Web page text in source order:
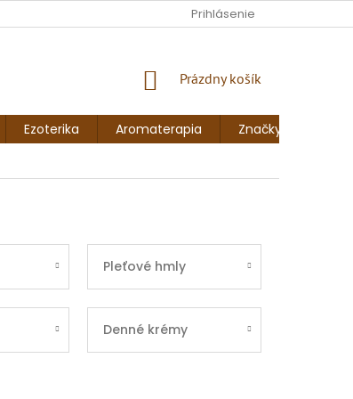
FORMULÁR NA ODSTÚPENIE OD ZMLUVY
Prihlásenie
NÁKUPNÝ
Prázdny košík
Ezoterika Aromaterapia Značky
Pleťové hmly
Denné krémy